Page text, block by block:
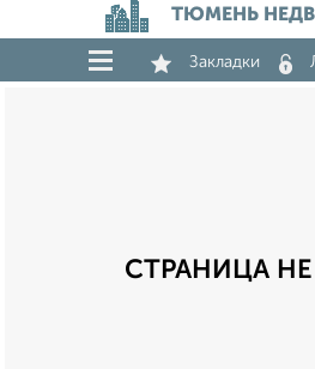
ТЮМЕНЬ
Закладки
СТРАНИЦА